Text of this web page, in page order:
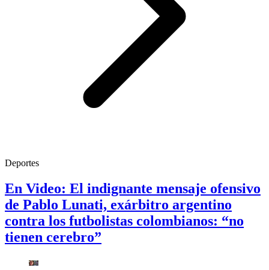
Deportes
En Video: El indignante mensaje ofensivo
de Pablo Lunati, exárbitro argentino
contra los futbolistas colombianos: “no
tienen cerebro”